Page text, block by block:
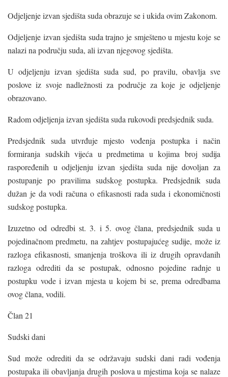
Odjeljenje izvan sjedišta suda obrazuje se i ukida ovim Zakonom.
Odjeljenje izvan sjedišta suda trajno je smješteno u mjestu koje se
nalazi na području suda, ali izvan njegovog sjedišta.
U odjeljenju izvan sjedišta suda sud, po pravilu, obavlja sve
poslove iz svoje nadležnosti za područje za koje je odjeljenje
obrazovano.
Radom odjeljenja izvan sjedišta suda rukovodi predsjednik suda.
Predsjednik suda utvrđuje mjesto vođenja postupka i način
formiranja sudskih vijeća u predmetima u kojima broj sudija
raspoređenih u odjeljenju izvan sjedišta suda nije dovoljan za
postupanje po pravilima sudskog postupka. Predsjednik suda
dužan je da vodi računa o efikasnosti rada suda i ekonomičnosti
sudskog postupka.
Izuzetno od odredbi st. 3. i 5. ovog člana, predsjednik suda u
pojedinačnom predmetu, na zahtjev postupajućeg sudije, može iz
razloga efikasnosti, smanjenja troškova ili iz drugih opravdanih
razloga odrediti da se postupak, odnosno pojedine radnje u
postupku vode i izvan mjesta u kojem bi se, prema odredbama
ovog člana, vodili.
Član 21
Sudski dani
Sud može odrediti da se održavaju sudski dani radi vođenja
postupaka ili obavljanja drugih poslova u mjestima koja se nalaze